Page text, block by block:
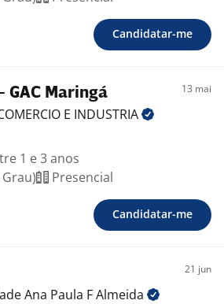
Candidatar-me
GAC Maringá 13 mai
E INDUSTRIA
1 e 3 anos
Presencial
Candidatar-me
21 jun
Ana Paula FAlmeida